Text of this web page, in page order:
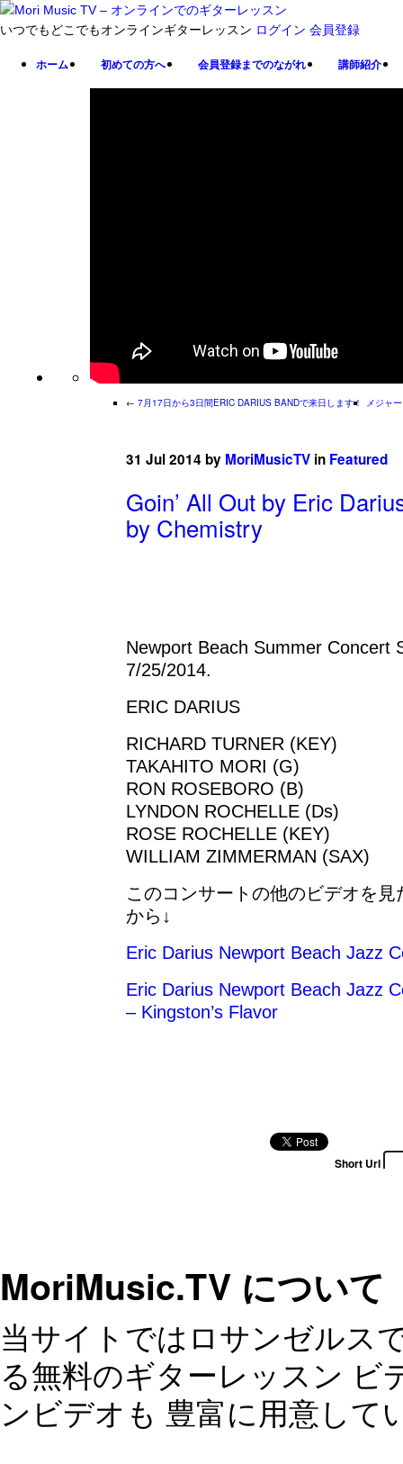
いつでもどこでもオンラインギターレッスン ログイン 会員登録
ホーム 初めての方へ 会員登録までのながれ 講師紹介
← 7月17日から3日間ERIC DARIUS BANDで来日します！ メジャ
31 Jul 2014 by MoriMusicTV in Featured
Goin’ All Out by Eric
by Chemistry
Newport Beach Summer Concert
7/25/2014.
ERIC DARIUS
RICHARD TURNER (KEY)
TAKAHITO MORI (G)
RON ROSEBORO (B)
LYNDON ROCHELLE (Ds)
ROSE ROCHELLE (KEY)
WILLIAM ZIMMERMAN (SAX)
このコンサートの他のビデオを見
から↓
Eric Darius Newport Beach Jazz
Eric Darius Newport Beach Jazz
– Kingston’s Flavor
Short Url
MoriMusic.TV について
当サイトではロサンゼルス
る無料のギターレッスン ビ
ンビデオも 豊富に用意して